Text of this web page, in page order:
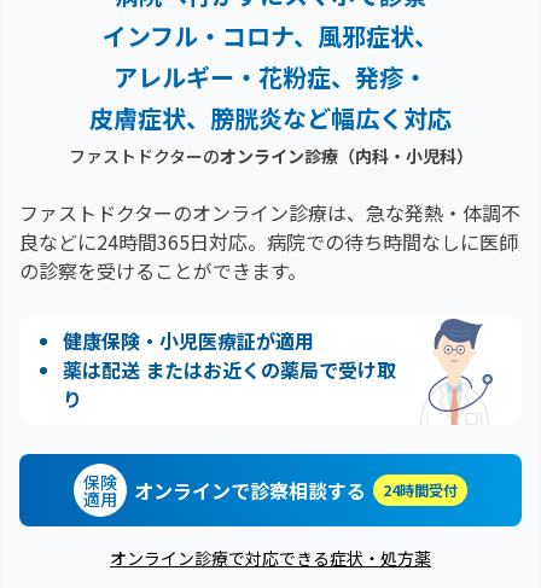
インフル・コロナ、風邪症状、
アレルギー・花粉症、 発疹・
皮膚症状、膀胱炎など幅広く対応
ファストドクターのオンライン診療（内科・小児科）
ファストドクターのオンライン診療は、急な発熱・体調不
良などに24時間365日対応。 病院での待ち時間なしに医師
の診察を受けることができます。
健康保険・小児医療証が適用
薬は配送 またはお近くの薬局で受け取
り
保険
適用 オンラインで診察相談する 24時間受付
オンライン診療で対応できる症状・処方薬